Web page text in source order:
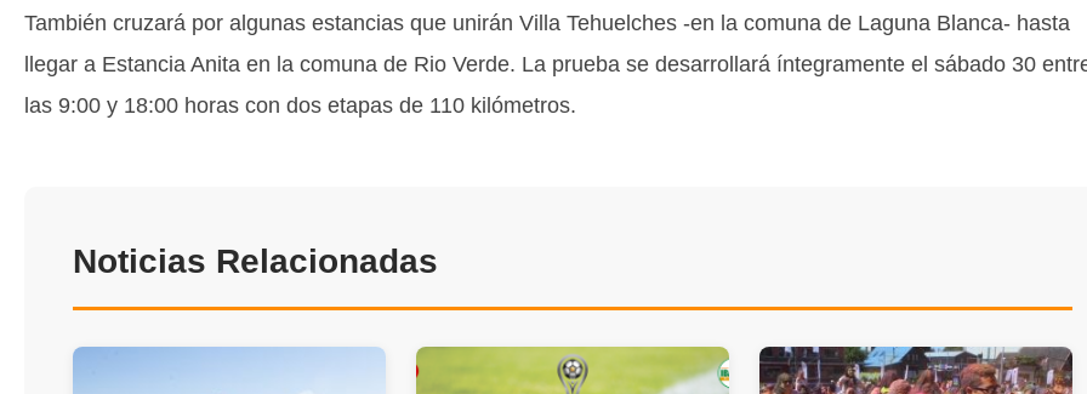
También cruzará por algunas estancias que unirán Villa Tehuelches -en la comuna de Laguna Blanca- hasta
llegar a Estancia Anita en la comuna de Rio Verde. La prueba se desarrollará íntegramente el sábado 30
las 9:00 y 18:00 horas con dos etapas de 110 kilómetros.
Noticias Relacionadas